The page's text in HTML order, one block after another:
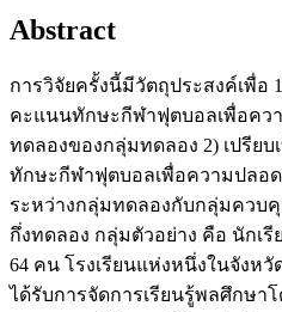
Abstract
การวิจัยครั้งนี้มีวัตถุประสงค์เพื่อ
คะแนนทักษะกีฬาฟุตบอลเพื่อคว
ทดลองของกลุ่มทดลอง 2) เปรีย
ทักษะกีฬาฟุตบอลเพื่อความปลอ
ระหว่างกลุ่มทดลองกับกลุ่มควบคุ
กึ่งทดลอง กลุ่มตัวอย่าง คือ นักเ
64 คน โรงเรียนแห่งหนึ่งในจังห
ได้รับการจัดการเรียนรู้พลศึกษา